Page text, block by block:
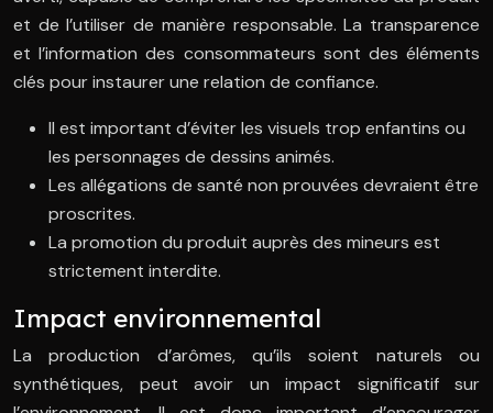
et de l’utiliser de manière responsable. La transparence
et l’information des consommateurs sont des éléments
clés pour instaurer une relation de confiance.
Il est important d’éviter les visuels trop enfantins ou
les personnages de dessins animés.
Les allégations de santé non prouvées devraient être
proscrites.
La promotion du produit auprès des mineurs est
strictement interdite.
Impact environnemental
La production d’arômes, qu’ils soient naturels ou
synthétiques, peut avoir un impact significatif sur